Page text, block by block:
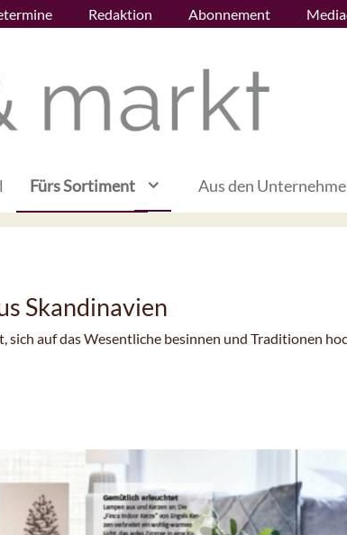
Redaktion Abonnement
Fürs Sortiment Aus den
Skandinavien
sich auf das Wesentliche besinnen und Traditionen